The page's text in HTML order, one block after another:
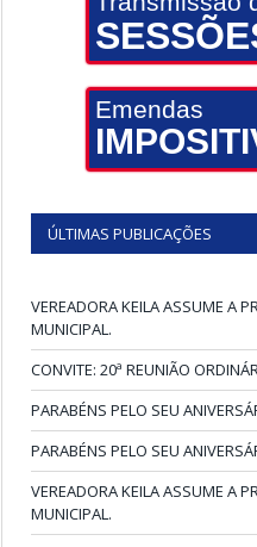
Emendas
ÚLTIMAS PUBLICAÇÕES
VEREADORA KEILA ASSUME A
MUNICIPAL.
CONVITE: 20ª REUNIÃO
PARABÉNS PELO SEU
PARABÉNS PELO SEU
VEREADORA KEILA ASSUME A
MUNICIPAL.